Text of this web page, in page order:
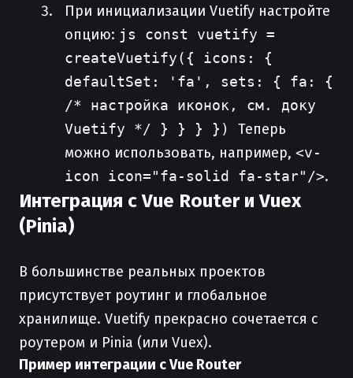
При инициализации Vuetify настройте
опцию: js const vuetify =
createVuetify({ icons: {
defaultSet: 'fa', sets: { fa: {
/* настройка иконок, см. доку
Vuetify */ } } } }) Теперь
можно использовать, например, <v-
icon icon="fa-solid fa-star"/>.
Интеграция с Vue Router и Vuex
(Pinia)
В большинстве реальных проектов
присутствует роутинг и глобальное
хранилище. Vuetify прекрасно сочетается с
роутером и Pinia (или Vuex).
Пример интеграции с Vue Router